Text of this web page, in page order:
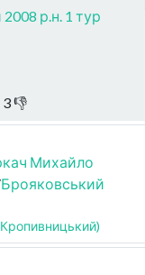
р.н. 1 тур
3👎
Михайло
Брояковський